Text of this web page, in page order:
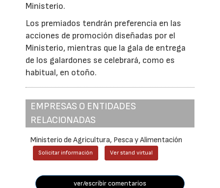
Ministerio.
Los premiados tendrán preferencia en las
acciones de promoción diseñadas por el
Ministerio, mientras que la gala de entrega
de los galardones se celebrará, como es
habitual, en otoño.
EMPRESAS O ENTIDADES
RELACIONADAS
Ministerio de Agricultura, Pesca y Alimentación
Solicitar información Ver stand virtual
ver/escribir comentarios